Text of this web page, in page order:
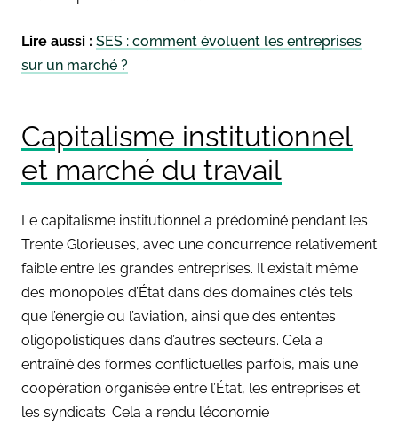
Lire aussi : SES : comment évoluent les entreprises
sur un marché ?
Capitalisme institutionnel
et marché du travail
Le capitalisme institutionnel a prédominé pendant les
Trente Glorieuses, avec une concurrence relativement
faible entre les grandes entreprises. Il existait même
des monopoles d’État dans des domaines clés tels
que l’énergie ou l’aviation, ainsi que des ententes
oligopolistiques dans d’autres secteurs. Cela a
entraîné des formes conflictuelles parfois, mais une
coopération organisée entre l’État, les entreprises et
les syndicats. Cela a rendu l’économie